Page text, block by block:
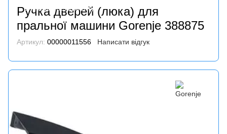
Ручка дверей (люка) для
пральної машини Gorenje 388875
Артикул: 00000011556 Написати відгук